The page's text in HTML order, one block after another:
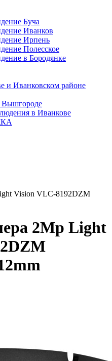
Буча
Иванков
Ирпень
Полесское
в Бородянке
и Иванковском районе
Вышгороде
в Иванкове
Vision VLC-8192DZM
2Mp Light